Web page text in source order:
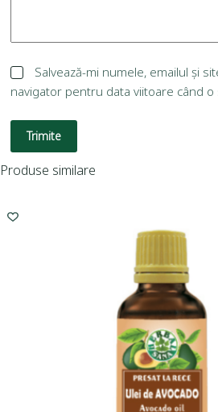
Salvează-mi numele, emailul și
navigator pentru data viitoare când o
Trimite
Produse similare